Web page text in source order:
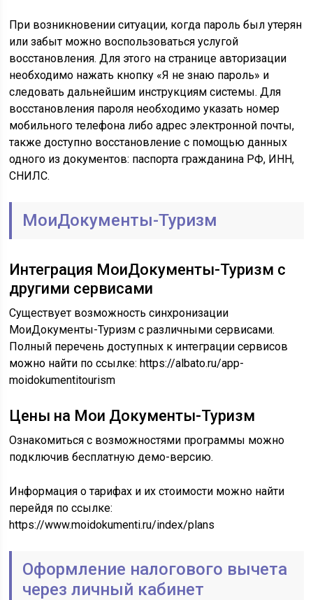
При возникновении ситуации, когда пароль был утерян
или забыт можно воспользоваться услугой
восстановления. Для этого на странице авторизации
необходимо нажать кнопку «Я не знаю пароль» и
следовать дальнейшим инструкциям системы. Для
восстановления пароля необходимо указать номер
мобильного телефона либо адрес электронной почты,
также доступно восстановление с помощью данных
одного из документов: паспорта гражданина РФ, ИНН,
СНИЛС.
МоиДокументы-Туризм
Интеграция МоиДокументы-Туризм с
другими сервисами
Существует возможность синхронизации
МоиДокументы-Туризм с различными сервисами.
Полный перечень доступных к интеграции сервисов
можно найти по ссылке: https://albato.ru/app-
moidokumentitourism
Цены на Мои Документы-Туризм
Ознакомиться с возможностями программы можно
подключив бесплатную демо-версию.
Информация о тарифах и их стоимости можно найти
перейдя по ссылке:
https://www.moidokumenti.ru/index/plans
Оформление налогового вычета
через личный кабинет